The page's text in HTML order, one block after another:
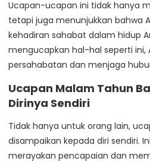
Ucapan-ucapan ini tidak hanya
tetapi juga menunjukkan bahwa
kehadiran sahabat dalam hidup
mengucapkan hal-hal seperti ini,
persahabatan dan menjaga
Ucapan Malam Tahun
Dirinya Sendiri
Tidak hanya untuk orang lain,
disampaikan kepada diri sendiri.
merayakan pencapaian dan